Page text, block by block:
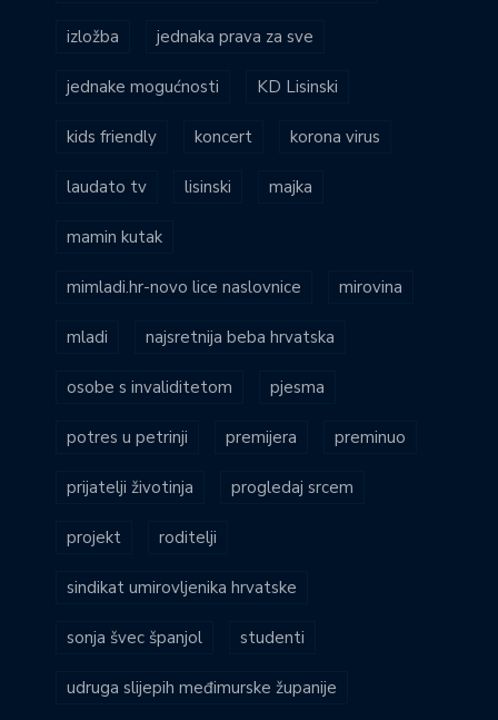
izložba jednaka prava za sve
jednake mogućnosti KD Lisinski
kids friendly koncert korona virus
laudato tv lisinski majka
mamin kutak
mimladi.hr-novo lice naslovnice mirovina
mladi najsretnija beba hrvatska
osobe s invaliditetom pjesma
potres u petrinji premijera preminuo
prijatelji životinja progledaj srcem
projekt roditelji
sindikat umirovljenika hrvatske
sonja švec španjol studenti
udruga slijepih međimurske županije